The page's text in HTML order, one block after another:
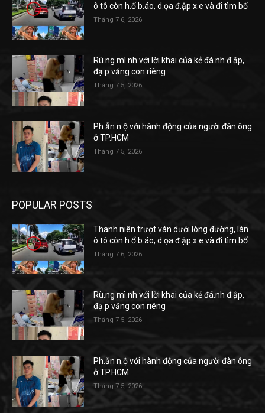
ô tô còn h.ổ b.áo, d.ọa đ.ập x.e và đi tìm bố
Tháng 7 6, 2026
Rù.ng mì.nh với lời khai của kẻ đá.nh đ.ập,
đạ.p văng con riêng
Tháng 7 5, 2026
Ph.ẫn n.ộ với hành động của người đàn ông
ở TP.HCM
Tháng 7 5, 2026
POPULAR POSTS
Thanh niên trượt ván dưới lòng đường, làn
ô tô còn h.ổ b.áo, d.ọa đ.ập x.e và đi tìm bố
Tháng 7 6, 2026
Rù.ng mì.nh với lời khai của kẻ đá.nh đ.ập,
đạ.p văng con riêng
Tháng 7 5, 2026
Ph.ẫn n.ộ với hành động của người đàn ông
ở TP.HCM
Tháng 7 5, 2026